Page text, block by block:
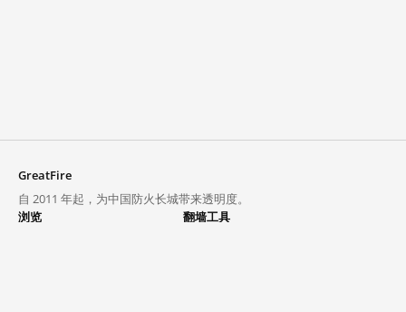
GreatFire
自 2011 年起，为中国防火长城带来透明度。
浏览
翻墙工具